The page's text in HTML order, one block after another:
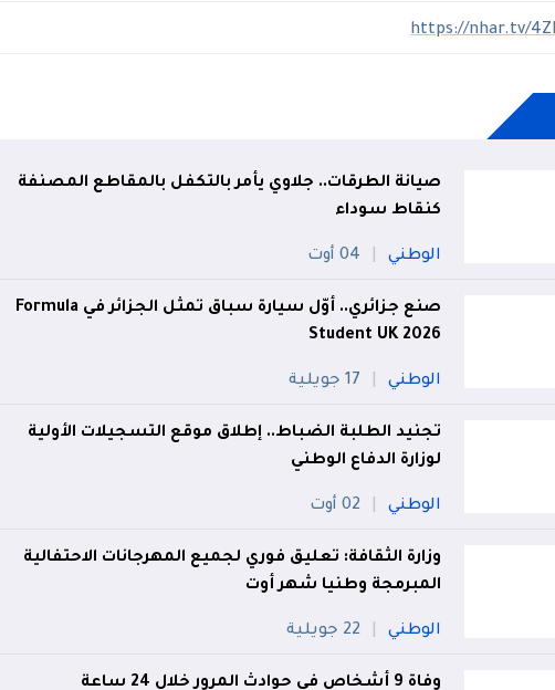
https://nhar.tv/
صيانة الطرقات.. جلاوي يأمر بالتكفل بالمقاطع المصنفة
كنقاط سوداء
الوطني 04 أوت
صنع جزائري.. أوّل سيارة سباق تمثل الجزائر في Formula
Student UK 2026
الوطني 17 جويلية
تجنيد الطلبة الضباط.. إطلاق موقع التسجيلات الأولية
لوزارة الدفاع الوطني
الوطني 02 أوت
وزارة الثقافة: تعليق فوري لجميع المهرجانات الاحتفالية
المبرمجة وطنيا شهر أوت
الوطني 22 جويلية
وفاة 9 أشخاص في حوادث المرور خلال 24 ساعة